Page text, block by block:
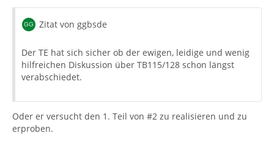
Zitat von ggbsde
Der TE hat sich sicher ob der ewigen, leidige und wenig
hilfreichen Diskussion über TB115/128 schon längst
verabschiedet.
Oder er versucht den 1. Teil von #2 zu realisieren und zu
erproben.